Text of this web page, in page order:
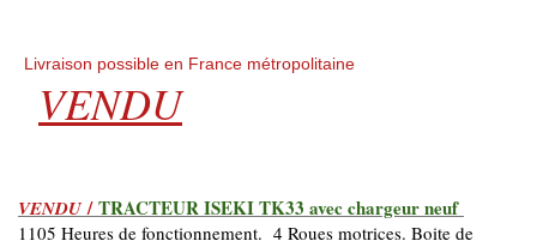
Livraison possible en France métropolitaine
VENDU
VENDU/TRACTEUR ISEKI TK33 avec chargeur neuf
1105 Heures de fonctionnement. 4 Roues motrices. Boite de